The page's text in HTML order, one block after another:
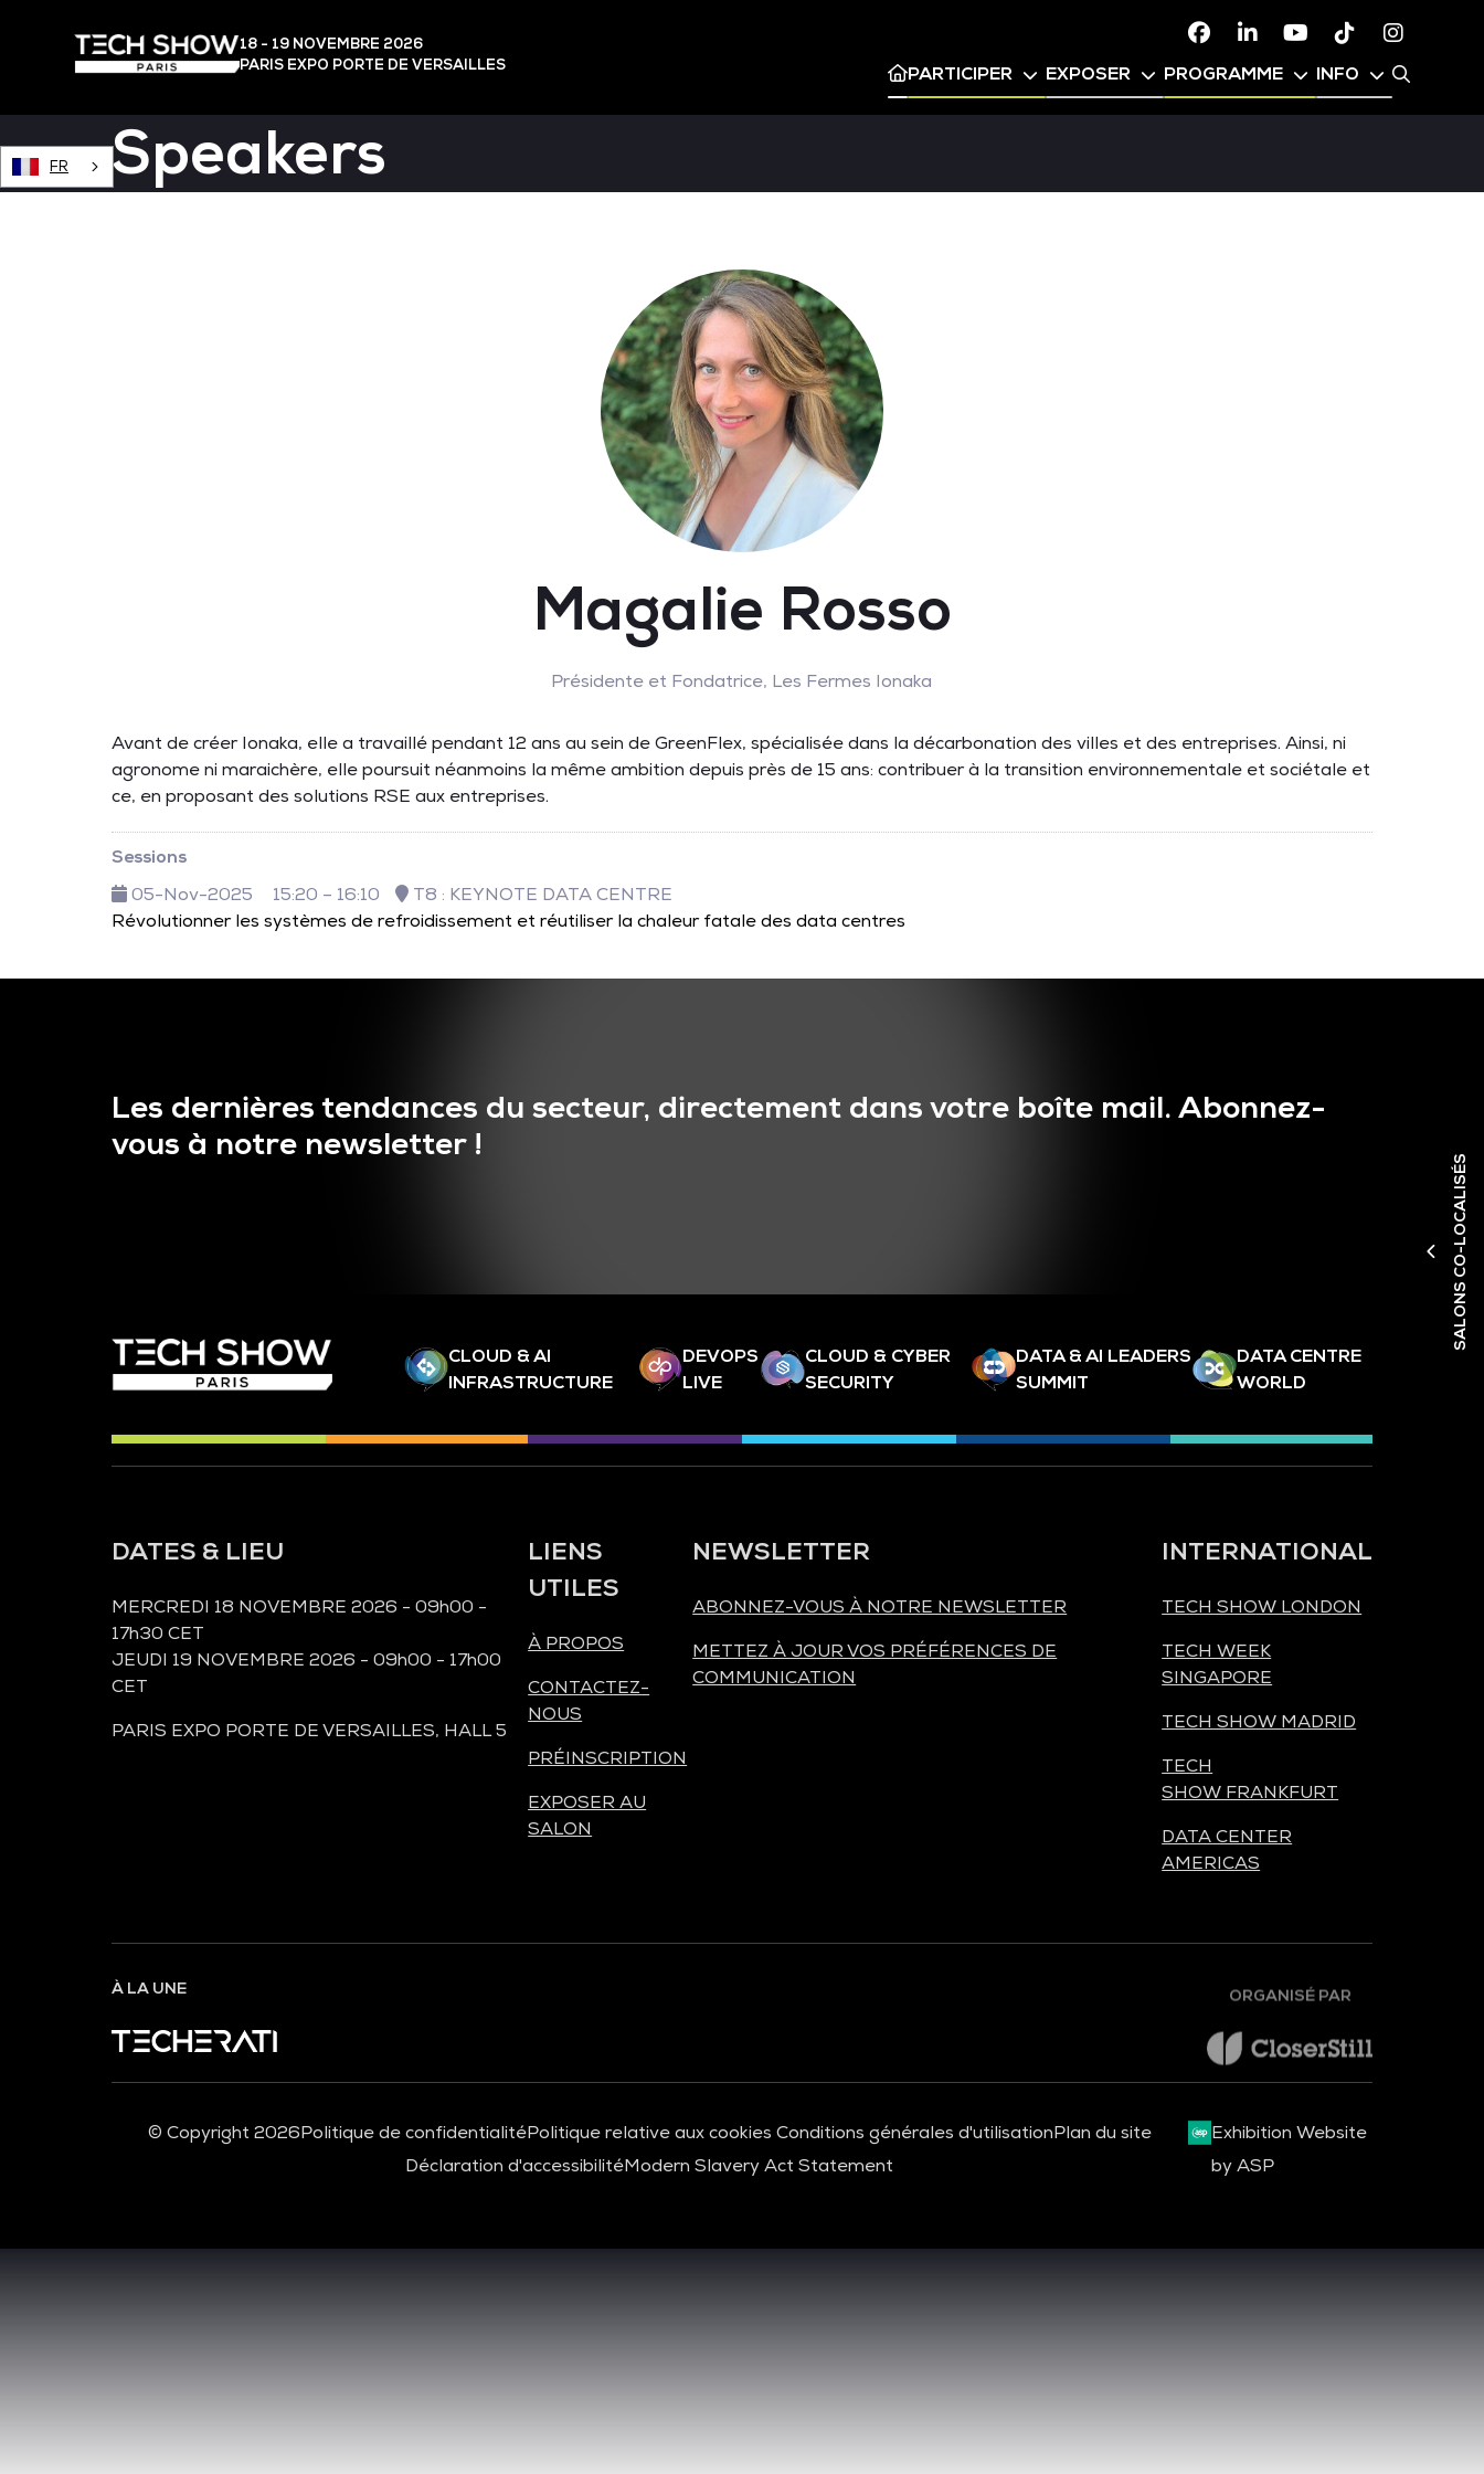
18 - 19 NOVEMBRE 2026
PARIS EXPO PORTE DE VERSAILLES
FacebookLinkedinYoutubeTikTok
PARTICIPER EXPOSER PROGRAMME INFO
FR
SALONS CO-LOCALISÉS
Speakers
Magalie Rosso
Présidente et Fondatrice, Les Fermes Ionaka
Avant de créer Ionaka, elle a travaillé pendant 12 ans au sein de GreenFlex, spécialisée dans la décarbonation des villes et des entreprises. Ainsi, ni
agronome ni maraichère, elle poursuit néanmoins la même ambition depuis près de 15 ans: contribuer à la transition environnementale et sociétale et
ce, en proposant des solutions RSE aux entreprises.
Sessions
05-Nov-2025
15:20 – 16:10
T8 : KEYNOTE DATA CENTRE
Révolutionner les systèmes de refroidissement et réutiliser la chaleur fatale des data centres
Les dernières tendances du secteur, directement dans votre boîte mail. Abonnez-
vous à notre newsletter !
CLOUD & AI
INFRASTRUCTURE
DEVOPS
LIVE
CLOUD & CYBER
SECURITY
DATA & AI LEADERS
SUMMIT
DATA CENTRE
WORLD
DATES & LIEU
MERCREDI 18 NOVEMBRE 2026 - 09h00 -
17h30 CET
JEUDI 19 NOVEMBRE 2026 - 09h00 - 17h00
CET
PARIS EXPO PORTE DE VERSAILLES, HALL 5
LIENS
UTILES
À PROPOS
CONTACTEZ-
NOUS
PRÉINSCRIPTION
EXPOSER AU
SALON
NEWSLETTER
ABONNEZ-VOUS À NOTRE NEWSLETTER
METTEZ À JOUR VOS PRÉFÉRENCES DE
COMMUNICATION
INTERNATIONAL
TECH SHOW LONDON
TECH WEEK
SINGAPORE
TECH SHOW MADRID
TECH
SHOW FRANKFURT
DATA CENTER
AMERICAS
À LA UNE ORGANISÉ PAR
© Copyright 2026Politique de confidentialitéPolitique relative aux cookies Conditions générales d'utilisationPlan du site
Déclaration d'accessibilitéModern Slavery Act Statement
Exhibition Website
by ASP